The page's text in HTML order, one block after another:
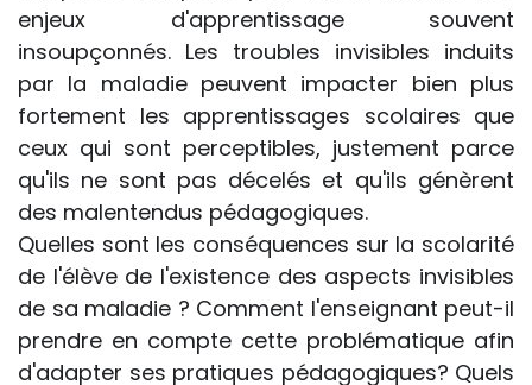
enjeux d'apprentissage souvent
insoupçonnés. Les troubles invisibles induits
par la maladie peuvent impacter bien plus
fortement les apprentissages scolaires que
ceux qui sont perceptibles, justement parce
qu'ils ne sont pas décelés et qu'ils génèrent
des malentendus pédagogiques.
Quelles sont les conséquences sur la scolarité
de l'élève de l'existence des aspects invisibles
de sa maladie ? Comment l'enseignant peut-il
prendre en compte cette problématique afin
d'adapter ses pratiques pédagogiques? Quels